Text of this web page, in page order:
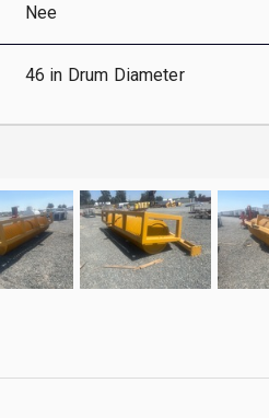
Nee
46 in Drum Diameter